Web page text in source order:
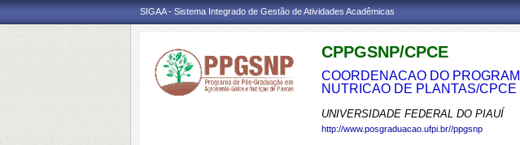
SIGAA - Sistema Integrado de Gestão de Atividades Acadêmicas
CPPGSNP/CPCE
COORDENACAO DO
NUTRICAO DE PLANTAS/CPCE
UNIVERSIDADE FEDERAL DO PIAUÍ
http://www.posgraduacao.ufpi.br//ppgsnp